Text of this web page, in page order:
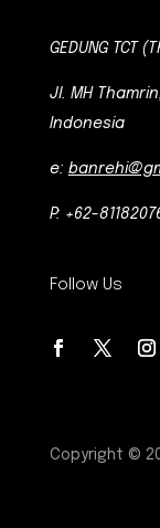
GEDUNG TCT
Jl. MH
Indonesia
e:
P: +62-
Follow Us
Copyright ©